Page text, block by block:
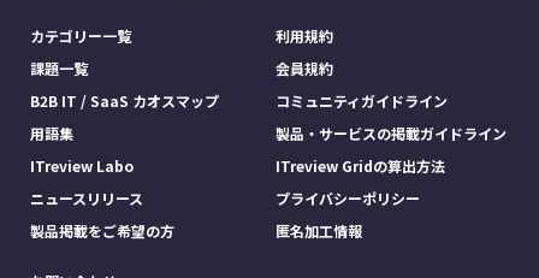
カテゴリー一覧
課題一覧
B2B IT / SaaS カオスマップ
用語集
ITreview Labo
ニュースリリース
製品掲載をご希望の方
利用規約
会員規約
コミュニティガイドライン
製品・サービスの掲載ガイドライン
ITreview Gridの算出方法
プライバシーポリシー
匿名加工情報